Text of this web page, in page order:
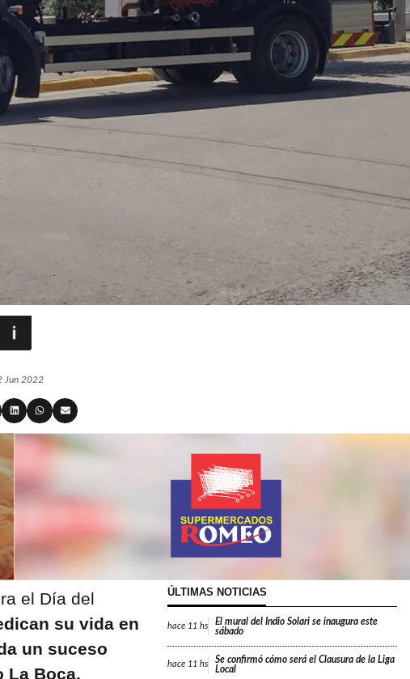
Jun 2022
el Día del
su vida en
un suceso
La Boca.
ÚLTIMAS NOTICIAS
hace 11 hs
El mural del Indio Solari se inaugura este
sábado
hace 11 hs
Se confirmó cómo será el Clausura de la Liga
Local